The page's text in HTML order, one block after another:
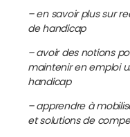
– en savoir plus sur
de handicap
– avoir des notions
maintenir en emploi
handicap
– apprendre à
et solutions de